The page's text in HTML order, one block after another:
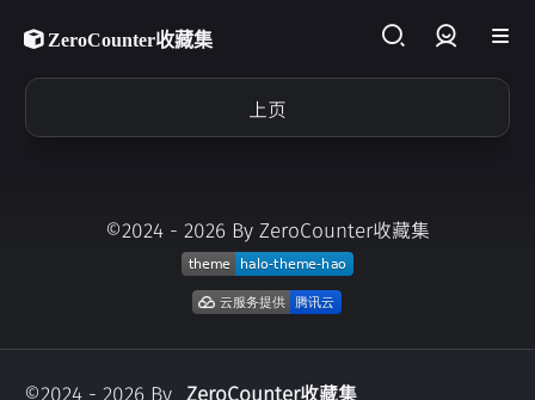
ZeroCounter收藏集
登录
上页
©2024 - 2026 By ZeroCounter收藏集
©2024 - 2026 By ZeroCounter收藏集